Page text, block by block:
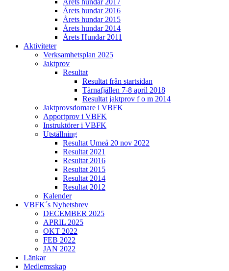
Årets hundar 2017
Årets hundar 2016
Årets hundar 2015
Årets hundar 2014
Årets Hundar 2011
Aktiviteter
Verksamhetsplan 2025
Jaktprov
Resultat
Resultat från startsidan
Tärnafjällen 7-8 april 2018
Resultat jaktprov f o m 2014
Jaktprovsdomare i VBFK
Apportprov i VBFK
Instruktörer i VBFK
Utställning
Resultat Umeå 20 nov 2022
Resultat 2021
Resultat 2016
Resultat 2015
Resultat 2014
Resultat 2012
Kalender
VBFK´s Nyhetsbrev
DECEMBER 2025
APRIL 2025
OKT 2022
FEB 2022
JAN 2022
Länkar
Medlemsskap